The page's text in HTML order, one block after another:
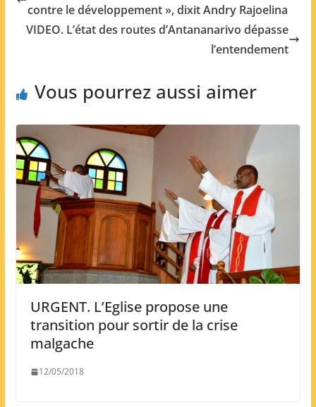
contre le développement », dixit Andry Rajoelina
VIDEO. L’état des routes d’Antananarivo dépasse
l’entendement
Vous pourrez aussi aimer
URGENT. L’Eglise propose une
transition pour sortir de la crise
malgache
12/05/2018